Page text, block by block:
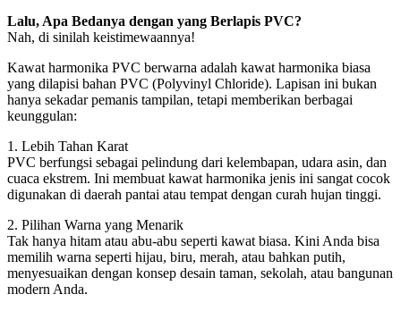
Lalu, Apa Bedanya dengan yang Berlapis PVC?
Nah, di sinilah keistimewaannya!
Kawat harmonika PVC berwarna adalah kawat harmonika biasa
yang dilapisi bahan PVC (Polyvinyl Chloride). Lapisan ini bukan
hanya sekadar pemanis tampilan, tetapi memberikan berbagai
keunggulan:
1. Lebih Tahan Karat
PVC berfungsi sebagai pelindung dari kelembapan, udara asin, dan
cuaca ekstrem. Ini membuat kawat harmonika jenis ini sangat cocok
digunakan di daerah pantai atau tempat dengan curah hujan tinggi.
2. Pilihan Warna yang Menarik
Tak hanya hitam atau abu-abu seperti kawat biasa. Kini Anda bisa
memilih warna seperti hijau, biru, merah, atau bahkan putih,
menyesuaikan dengan konsep desain taman, sekolah, atau bangunan
modern Anda.